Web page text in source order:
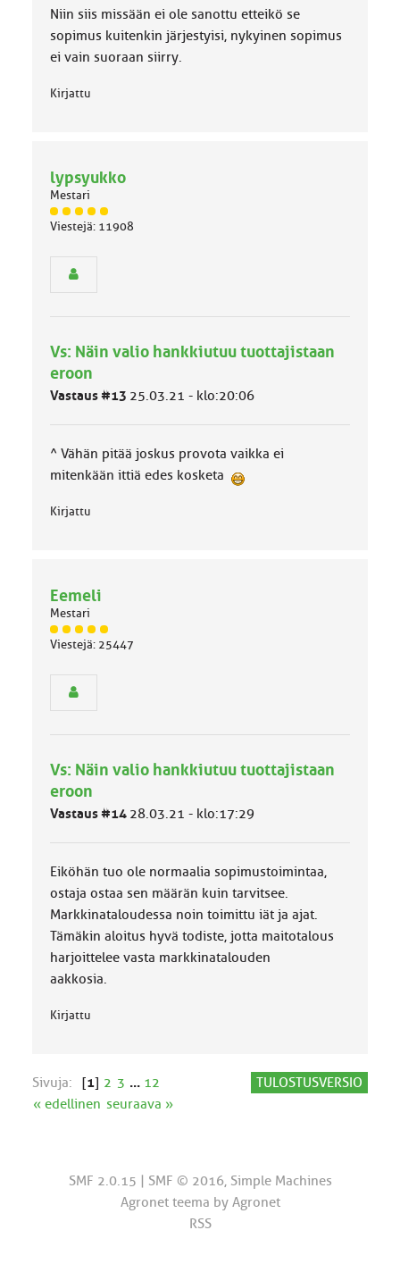
Niin siis missään ei ole sanottu etteikö se
sopimus kuitenkin järjestyisi, nykyinen sopimus
ei vain suoraan siirry.
Kirjattu
lypsyukko
Mestari
J
ä
m
ä
u
k
a
Viestejä: 11908
Vs: Näin valio hankkiutuu tuottajistaan
eroon
Vastaus #13 25.03.21 - klo:20:06
^ Vähän pitää joskus provota vaikka ei
mitenkään ittiä edes kosketa
Kirjattu
Eemeli
Mestari
J
ä
m
ä
u
k
a
Viestejä: 25447
Vs: Näin valio hankkiutuu tuottajistaan
eroon
Vastaus #14 28.03.21 - klo:17:29
Eiköhän tuo ole normaalia sopimustoimintaa,
ostaja ostaa sen määrän kuin tarvitsee.
Markkinataloudessa noin toimittu iät ja ajat.
Tämäkin aloitus hyvä todiste, jotta maitotalous
harjoittelee vasta markkinatalouden
aakkosia.
Kirjattu
TULOSTUSVERSIO
Sivuja: [1] 2 3 ... 12
« edellinen seuraava »
SMF 2.0.15 | SMF © 2016, Simple Machines
Agronet teema by Agronet
RSS